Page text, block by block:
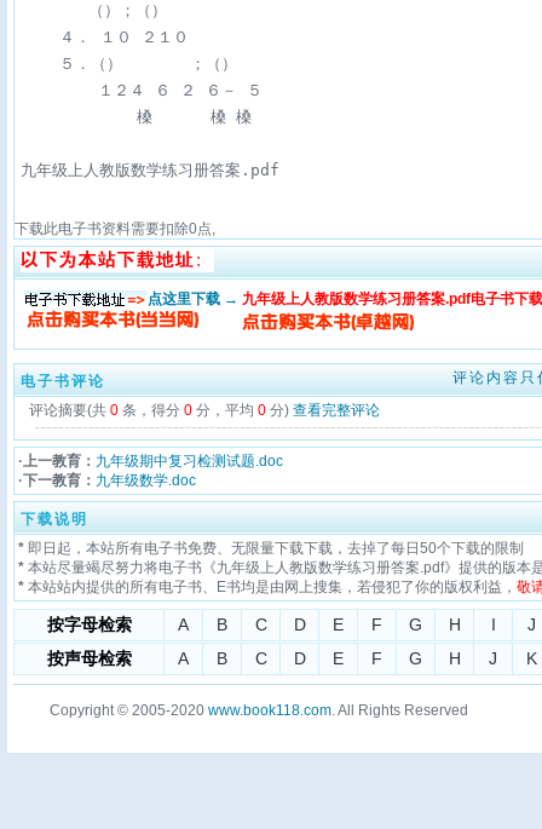
       （）；（）
    ４． １０ ２１０
５．（）       ；（）
１２４ ６ ２ ６－ ５
            槡      槡 槡
九年级上人教版数学练习册答案.pdf
下载此电子书资料需要扣除0点,
点这里下载 → 九年级上人教版数学练习册答案.pdf电子书下载
电子书评论
评论内容只
评论摘要(共 0 条，得分 0 分，平均 0 分) 查看完整评论
·上一教育： 九年级期中复习检测试题.doc
·下一教育： 九年级数学.doc
下载说明
* 即日起，本站所有电子书免费、无限量下载下载，去掉了每日50个下载的限制
* 本站尽量竭尽努力将电子书《九年级上人教版数学练习册答案.pdf》提供的版本
* 本站站内提供的所有电子书、E书均是由网上搜集，若侵犯了你的版权利益， 敬
按字母检索 A B C D E F G H I
J
按声母检索
A B C D E F G H J K
Copyright © 2005-2020 www.book118.com. All Rights Reserved